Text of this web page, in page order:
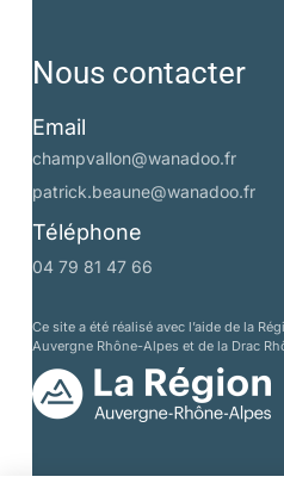
Nous contacter
Email
champvallon@wanadoo.fr
patrick.beaune@wanadoo.fr
Téléphone
04 79 81 47 66
Ce site a été réalisé avec l’aide de la
Auvergne Rhône-Alpes et de la Drac